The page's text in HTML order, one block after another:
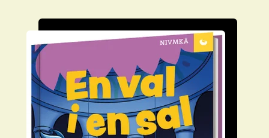
Om Stora bokvalet
Olivia tipsar
Vinnare
FAQ